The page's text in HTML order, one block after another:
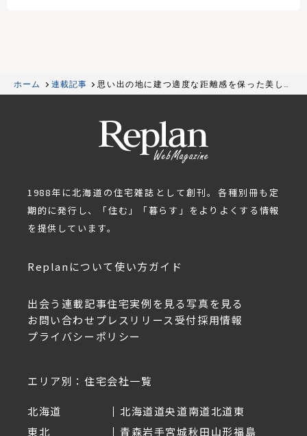
ホーム 連載記事
思い出の地に建つ適度な距離感を保った美しき
終の棲家
1988年に北海道の住宅雑誌として創刊。各種別冊も定
期的に発行し、「住む」「暮らす」をよりよくする情報
を提供しています。
Replanについて使い方ガイド
出会う 連載記事住宅実例を見る写真を見る
お問い合わせ プレスリリース受付採用情報
プライバシーポリシー
エリア別：住宅会社一覧
北海道 北海道道央道南道北道東
東北
青森岩手宮城秋田山形福島